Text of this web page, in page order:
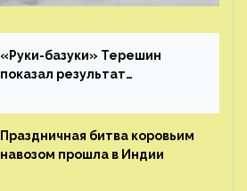
«Руки-базуки» Терешин
показал результат
Праздничная битва коровьим
навозом прошла в Индии